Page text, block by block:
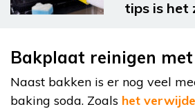
tips is het
Bakplaat reinigen
Naast bakken is er nog veel
baking soda. Zoals het